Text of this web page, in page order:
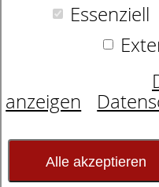
Essenziell
anzeigen
Alle akzeptieren
Motorrahmen
dormabell